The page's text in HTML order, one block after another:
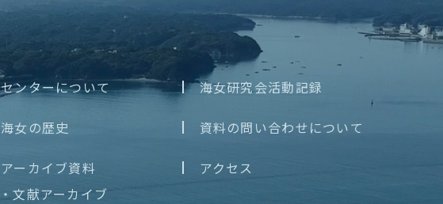
センターについて
海女の歴史
アーカイブ資料
・文献アーカイブ
海女研究会活動記録
資料の問い合わせについて
アクセス